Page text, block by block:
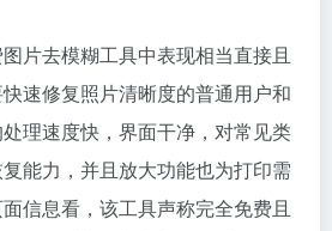
片去模糊工具中表现相当直接且
速修复照片清晰度的普通用户和
理速度快，界面干净，对常见类
能力，并且放大功能也为打印需
信息看，该工具声称完全免费且